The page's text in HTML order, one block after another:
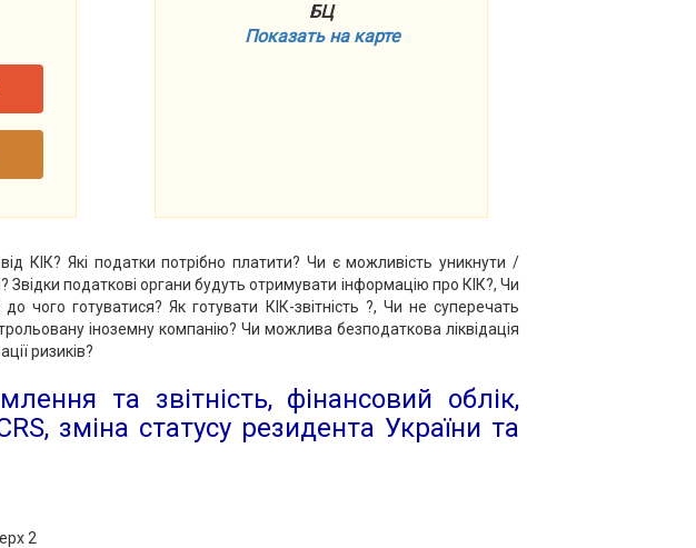
БЦ
Показать на карте
КІК? Які податки потрібно платити? Чи є можливість уникнути /
податкові органи будуть отримувати інформацію про КІК?, Чи
чого готуватися? Як готувати КІК-звітність ?, Чи не суперечать
іноземну компанію? Чи можлива безподаткова ліквідація
ризиків?
та звітність, фінансовий облік,
зміна статусу резидента України та
2